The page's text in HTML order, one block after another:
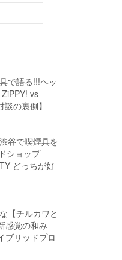
で語る!!!ヘッ
ZiPPY! vs
の裏側】
谷で喫煙具を
ショップ
どっちが好
【チルカワと
感覚の和み
ブリッドプロ